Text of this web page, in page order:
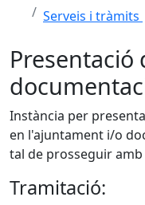
Serveis i tràmits
Presentació
Instància per
en l'ajuntament i/o
tal de prosseguir